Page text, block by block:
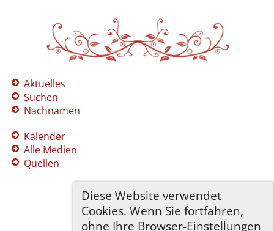
Diese Website verwendet
Cookies. Wenn Sie fortfahren,
ohne Ihre Browser-Einstellungen
Aktuelles
Suchen
Nachnamen
Kalender
Alle Medien
Quellen